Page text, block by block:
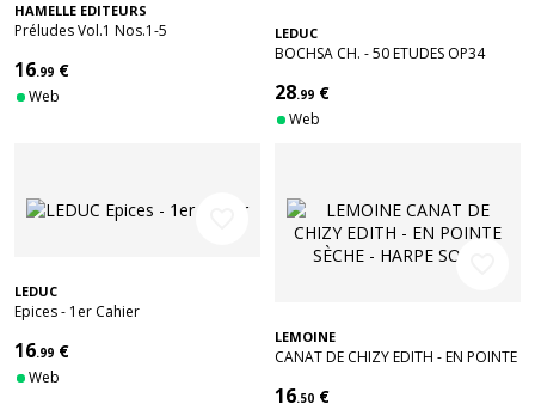
HAMELLE EDITEURS
Préludes Vol.1 Nos.1-5
16.99 €
Web
LEDUC
BOCHSA CH. - 50 ETUDES OP34
28.99 €
Web
LEDUC
Epices - 1er Cahier
16.99 €
Web
LEMOINE
CANAT DE CHIZY EDITH - EN POINTE
16.50 €